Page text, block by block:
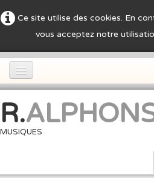
Ce site utilise des cookies. En
vous acceptez notre
Bio▼
CD
R.
MUSIQUES